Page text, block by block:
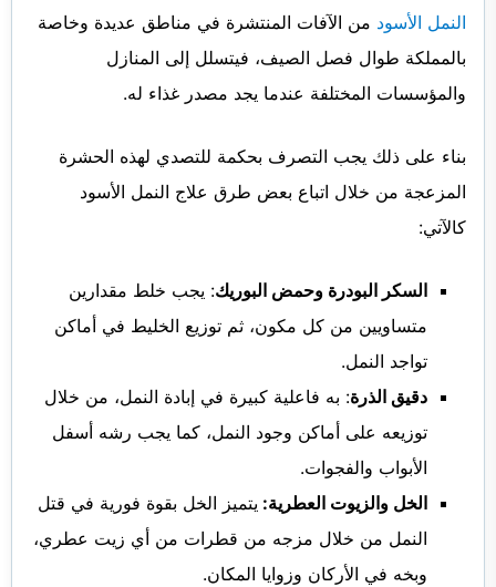
النمل الأسود من الآفات المنتشرة في مناطق عديدة وخاصة
بالمملكة طوال فصل الصيف، فيتسلل إلى المنازل
والمؤسسات المختلفة عندما يجد مصدر غذاء له.
بناء على ذلك يجب التصرف بحكمة للتصدي لهذه الحشرة
المزعجة من خلال اتباع بعض طرق علاج النمل الأسود
كالآتي:
السكر البودرة وحمض البوريك: يجب خلط مقدارين
متساويين من كل مكون، ثم توزيع الخليط في أماكن
تواجد النمل.
دقيق الذرة: به فاعلية كبيرة في إبادة النمل، من خلال
توزيعه على أماكن وجود النمل، كما يجب رشه أسفل
الأبواب والفجوات.
الخل والزيوت العطرية: يتميز الخل بقوة فورية في قتل
النمل من خلال مزجه من قطرات من أي زيت عطري،
وبخه في الأركان وزوايا المكان.